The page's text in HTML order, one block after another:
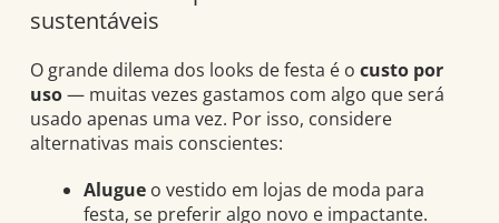
sustentáveis
O grande dilema dos looks de festa é o custo por
uso— muitas vezes gastamos com algo que será
usado apenas uma vez. Por isso, considere
alternativas mais conscientes:
Alugue o vestido em lojas de moda para
festa, se preferir algo novo e impactante.